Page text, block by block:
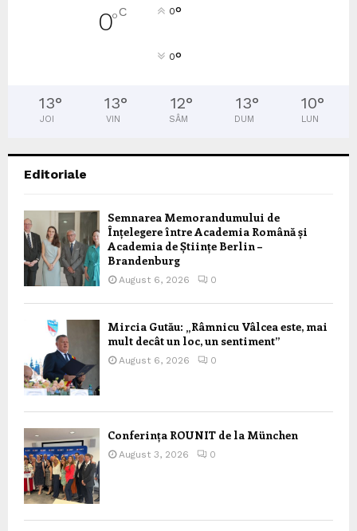
0°C 0°
0°
13°
JOI
13°
VIN
12°
SÂM
13°
DUM
10°
LUN
Editoriale
Semnarea Memorandumului de
Înțelegere între Academia Română și
Academia de Științe Berlin –
Brandenburg
August 6, 2026 0
Mircia Gutău: „Râmnicu Vâlcea este, mai
mult decât un loc, un sentiment”
August 6, 2026 0
Conferința ROUNIT de la München
August 3, 2026 0